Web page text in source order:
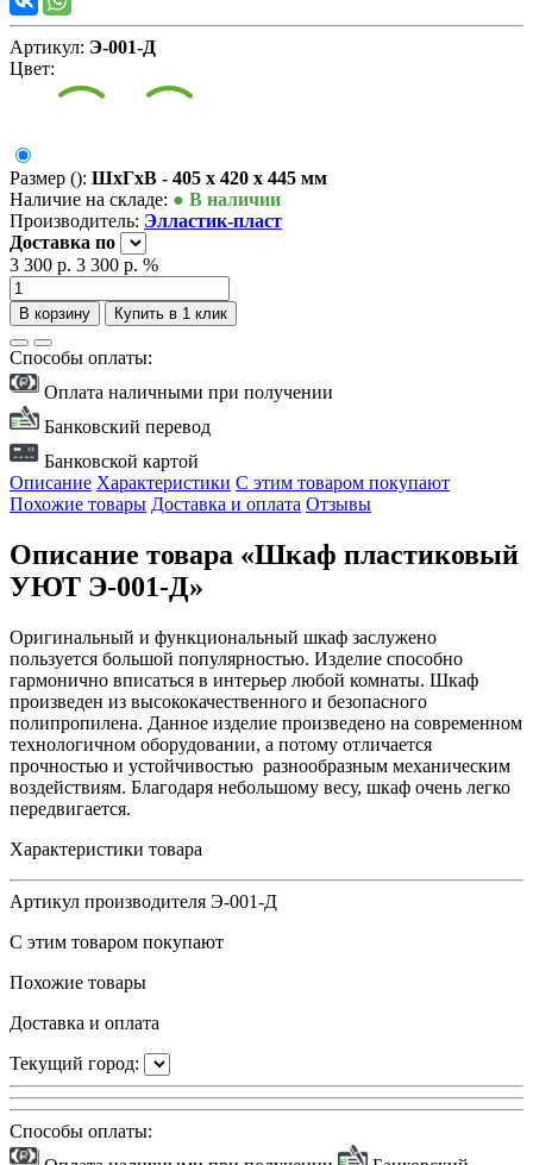
Артикул: Э-001-Д
Цвет:
Размер (): ШxГxВ - 405 x 420 x 445 мм
Наличие на складе: ● В наличии
Производитель: Элластик-пласт
Доставка по
3 300 р. 3 300 р. %
В корзину Купить в 1 клик
Способы оплаты:
Оплата наличными при получении
Банковский перевод
Банковской картой
Описание Характеристики С этим товаром покупают
Похожие товары Доставка и оплата Отзывы
Описание товара «Шкаф пластиковый
УЮТ Э-001-Д»
Оригинальный и функциональный шкаф заслужено
пользуется большой популярностью. Изделие способно
гармонично вписаться в интерьер любой комнаты. Шкаф
произведен из высококачественного и безопасного
полипропилена. Данное изделие произведено на современном
технологичном оборудовании, а потому отличается
прочностью и устойчивостью разнообразным механическим
воздействиям. Благодаря небольшому весу, шкаф очень легко
передвигается.
Характеристики товара
Артикул производителя Э-001-Д
С этим товаром покупают
Похожие товары
Доставка и оплата
Текущий город:
Способы оплаты: